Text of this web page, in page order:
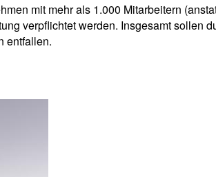
mit mehr als 1.000 Mitarbeitern
verpflichtet werden. Insgesamt sollen
entfallen.